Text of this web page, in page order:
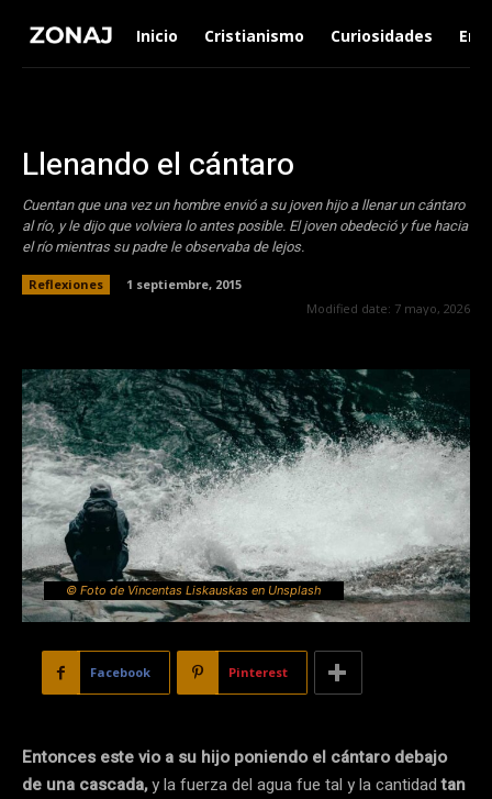
Inicio Cristianismo Curiosidades
Llenando el cántaro
Cuentan que una vez un hombre envió a su joven hijo a llenar un cántaro
al río, y le dijo que volviera lo antes posible. El joven obedeció y fue hacia
el río mientras su padre le observaba de lejos.
Reflexiones
1 septiembre, 2015
Modified date: 7 mayo, 2026
© Foto de Vincentas Liskauskas en Unsplash
Facebook Pinterest
Entonces este vio a su hijo poniendo el cántaro debajo
de una cascada,y la fuerza del agua fue tal y la cantidadtan